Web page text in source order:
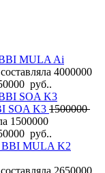
MULA Ai
4000000
руб..
SOA K3 1500000
1500000
руб..
BBI MULA K2